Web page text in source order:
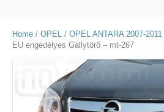
Home / OPEL / OPEL ANTARA 2007-2011
EU engedélyes Gallytörő – mt-267